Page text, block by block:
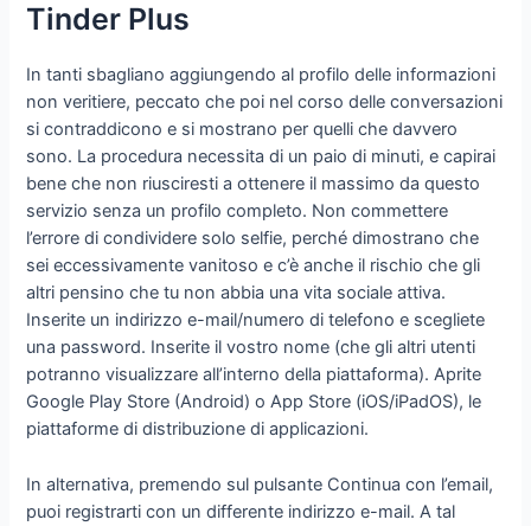
Tinder Plus
In tanti sbagliano aggiungendo al profilo delle informazioni
non veritiere, peccato che poi nel corso delle conversazioni
si contraddicono e si mostrano per quelli che davvero
sono. La procedura necessita di un paio di minuti, e capirai
bene che non riusciresti a ottenere il massimo da questo
servizio senza un profilo completo. Non commettere
l’errore di condividere solo selfie, perché dimostrano che
sei eccessivamente vanitoso e c’è anche il rischio che gli
altri pensino che tu non abbia una vita sociale attiva.
Inserite un indirizzo e-mail/numero di telefono e scegliete
una password. Inserite il vostro nome (che gli altri utenti
potranno visualizzare all’interno della piattaforma). Aprite
Google Play Store (Android) o App Store (iOS/iPadOS), le
piattaforme di distribuzione di applicazioni.
In alternativa, premendo sul pulsante Continua con l’email,
puoi registrarti con un differente indirizzo e-mail. A tal